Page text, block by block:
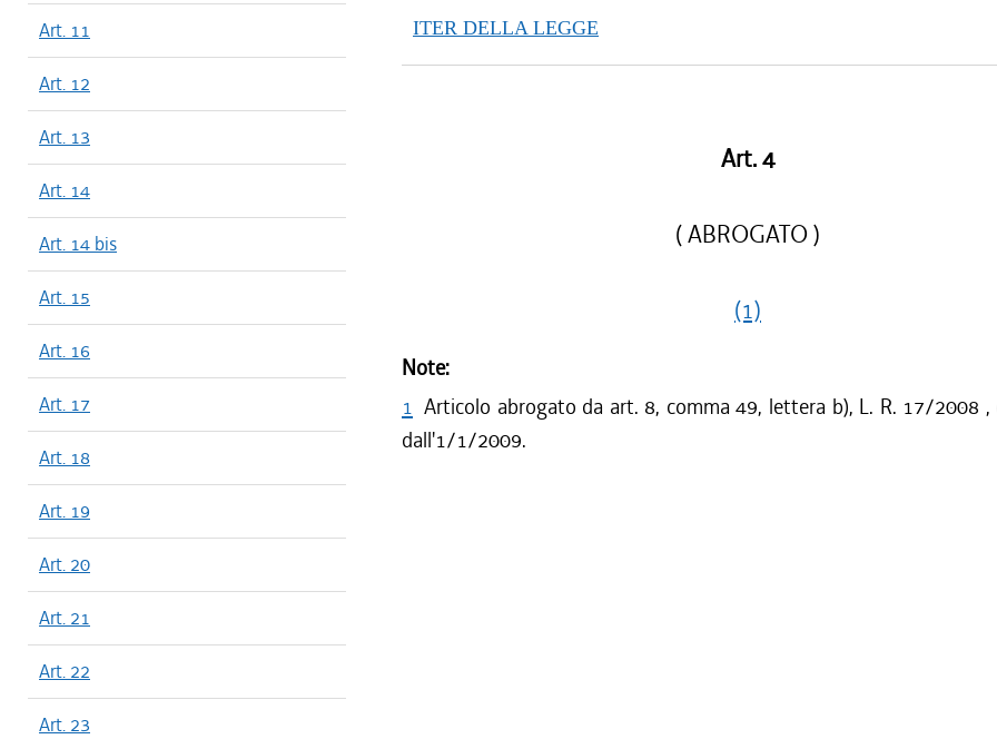
Art. 11
Art. 12
Art. 13
Art. 14
Art. 14 bis
Art. 15
Art. 16
Art. 17
Art. 18
Art. 19
Art. 20
Art. 21
Art. 22
Art. 23
ITER DELLA LEGGE
Art. 4
( ABROGATO )
(1)
Note:
1 Articolo abrogato da art. 8, comma 49, lettera b), L. R. 17/2008
dall'1/1/2009.